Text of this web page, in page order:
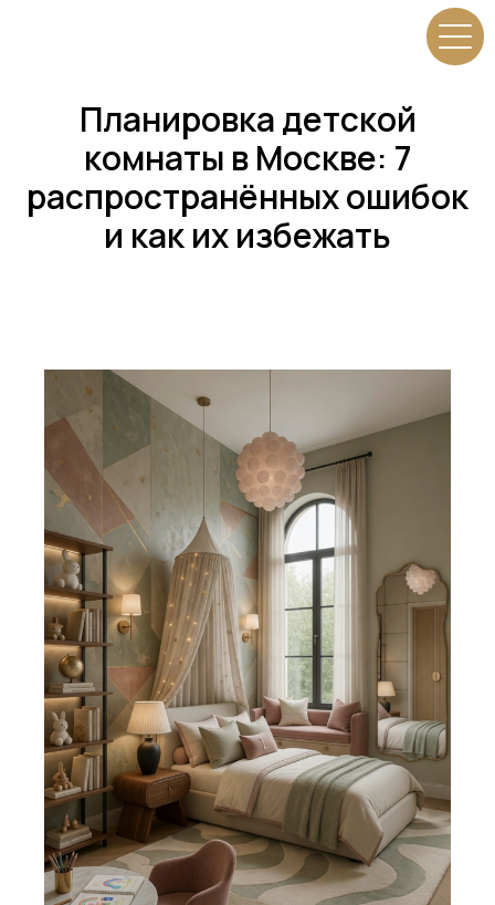
Планировка детской
комнаты в Москве: 7
распространённых ошибок
и как их избежать